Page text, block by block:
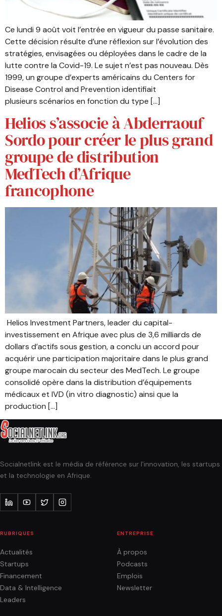
Ce lundi 9 août voit l’entrée en vigueur du passe sanitaire.
Cette décision résulte d’une réflexion sur l’évolution des
stratégies, envisagées ou déployées dans le cadre de la
lutte contre la Covid-19. Le sujet n’est pas nouveau. Dès
1999, un groupe d’experts américains du Centers for
Disease Control and Prevention identifiait
plusieurs scénarios en fonction du type […]
Helios s’associe à Abderraouf
Sordo pour créer le plus grand
groupe de distribution
MedTech d’Afrique
francophone
Helios Investment Partners, leader du capital-
investissement en Afrique avec plus de 3,6 milliards de
dollars d’actifs sous gestion, a conclu un accord pour
acquérir une participation majoritaire dans le plus grand
groupe marocain du secteur des MedTech. Le groupe
consolidé opère dans la distribution d’équipements
médicaux et IVD (in vitro diagnostic) ainsi que la
production […]
Socialnetlink est le média de référence sur l'innovation, les startups
et la technologie en Afrique.
RUBRIQUES
Actualités
Startups
Financement
Data & Intelligence
Leaders
ENTREPRISE
À propos
Podcasts
Emplois
Newsletter